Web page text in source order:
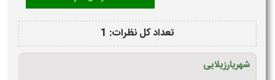
تعداد کل نظرات: 1
شهریارزیلایی